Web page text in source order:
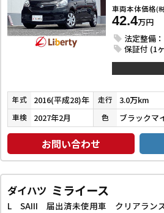
車両本体価格(
42.4万円
法定整備
保証付 (1
年式 2016(平成28)年 走行 3.0万km
車検 2027年2月 色
お問い合わせ
ダイハツ ミライース